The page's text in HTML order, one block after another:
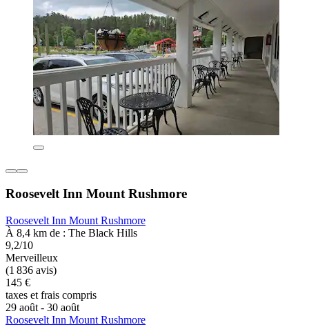
Roosevelt Inn Mount Rushmore
Roosevelt Inn Mount Rushmore
À 8,4 km de : The Black Hills
9,2/10
Merveilleux
(1 836 avis)
145 €
taxes et frais compris
29 août - 30 août
Roosevelt Inn Mount Rushmore